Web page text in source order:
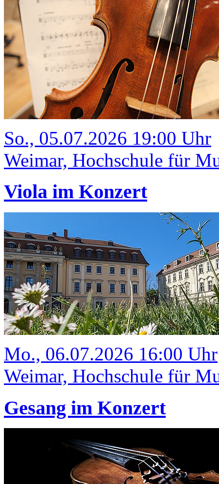
So., 05.07.2026 19:00 Uhr
Weimar, Hochschule für
Viola im Konzert
Mo., 06.07.2026 16:00 Uhr
Weimar, Hochschule für
Gesang im Konzert